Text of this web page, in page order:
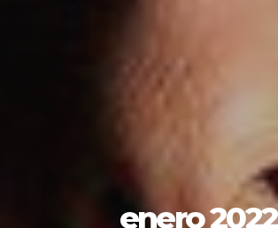
enero 2022